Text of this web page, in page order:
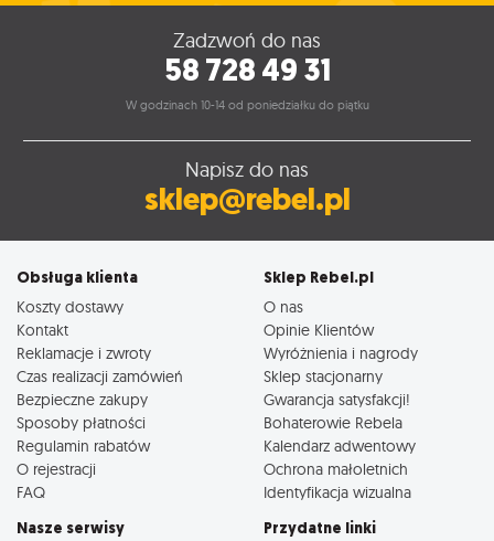
Zadzwoń do nas
58 728 49 31
W godzinach 10-14 od poniedziałku do piątku
Napisz do nas
sklep@rebel.pl
Obsługa klienta
Koszty dostawy
Kontakt
Reklamacje i zwroty
Czas realizacji zamówień
Bezpieczne zakupy
Sposoby płatności
Regulamin rabatów
O rejestracji
FAQ
Sklep Rebel.pl
O nas
Opinie Klientów
Wyróżnienia i nagrody
Sklep stacjonarny
Gwarancja satysfakcji!
Bohaterowie Rebela
Kalendarz adwentowy
Ochrona małoletnich
Identyfikacja wizualna
Nasze serwisy Przydatne linki